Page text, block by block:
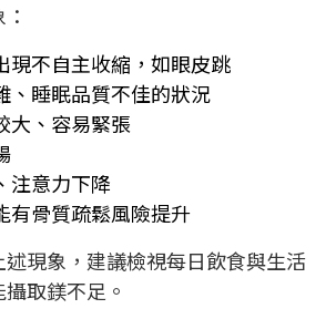
現不自主收縮，如眼皮跳
、睡眠品質不佳的狀況
大、容易緊張
注意力下降
有骨質疏鬆風險提升
現象，建議檢視每日飲食與生活
取鎂不足。